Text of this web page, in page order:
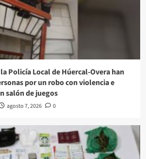
Policía Local de Húercal-Overa han
por un robo con violencia e
salón de juegos
agosto 7, 2026 0